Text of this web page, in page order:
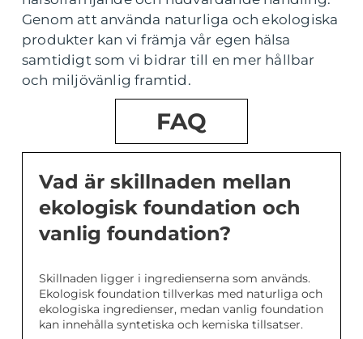
Genom att använda naturliga och ekologiska
produkter kan vi främja vår egen hälsa
samtidigt som vi bidrar till en mer hållbar
och miljövänlig framtid.
FAQ
Vad är skillnaden mellan
ekologisk foundation och
vanlig foundation?
Skillnaden ligger i ingredienserna som används.
Ekologisk foundation tillverkas med naturliga och
ekologiska ingredienser, medan vanlig foundation
kan innehålla syntetiska och kemiska tillsatser.